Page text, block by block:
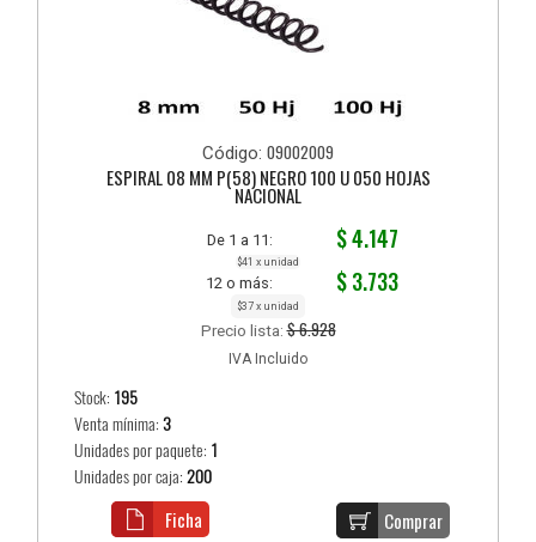
Código: 09002009
ESPIRAL 08 MM P(58) NEGRO 100 U 050 HOJAS
NACIONAL
De 1 a 11: $ 4.147
$41 x unidad
12 o más: $ 3.733
$37 x unidad
Precio lista:$ 6.928
IVA Incluido
Stock: 195
Venta mínima:3
Unidades por paquete: 1
Unidades por caja:200
Comprar
Ficha